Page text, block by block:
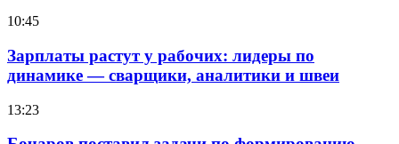
10:45
Зарплаты растут у рабочих: лидеры по
динамике — сварщики, аналитики и швеи
13:23